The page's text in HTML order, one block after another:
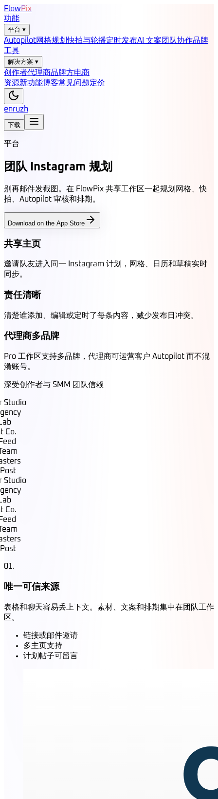
FlowPix
功能
平台 ▾
Autopilot网格规划快拍与轮播定时发布AI 文案 团队协作品牌
工具
解决方案 ▾
创作者代理商品牌方电商
资源新功能博客常见问题定价
enruzh
下载
平台
团队 Instagram 规划
别再邮件发截图。在 FlowPix 共享工作区一起规划网格、快
拍、Autopilot 审核和排期。
Download on the App Store
共享主页
邀请队友进入同一 Instagram 计划，网格、日历和草稿实时
同步。
责任清晰
清楚谁添加、编辑或定时了每条内容，减少发布日冲突。
代理商多品牌
Pro 工作区支持多品牌，代理商可运营客户 Autopilot 而不混
淆账号。
深受创作者与 SMM 团队信赖
01.
唯一可信来源
表格和聊天容易丢上下文。素材、文案和排期集中在团队工作
区。
链接或邮件邀请
多主页支持
计划帖子可留言